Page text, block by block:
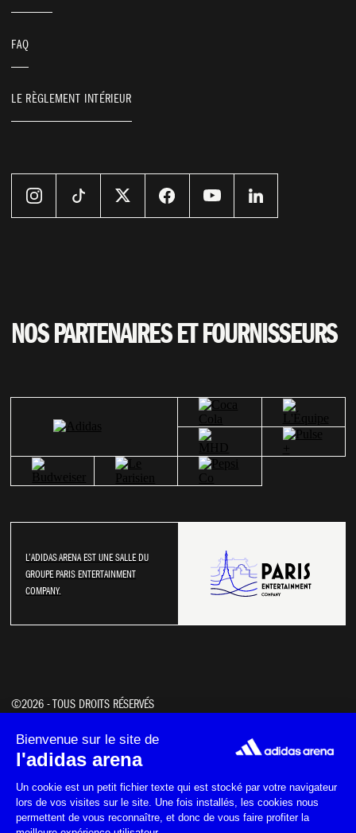
FAQ
LE RÈGLEMENT INTÉRIEUR
NOS PARTENAIRES ET FOURNISSEURS
L’ADIDAS ARENA EST UNE SALLE DU
GROUPE PARIS ENTERTAINMENT
COMPANY.
©2026 - TOUS DROITS RÉSERVÉS
NOTRE POLITIQUE RSE
COOKIES